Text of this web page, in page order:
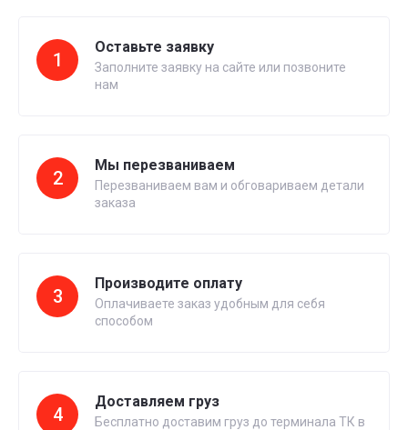
1
Оставьте заявку
Заполните заявку на сайте или позвоните
нам
2
Мы перезваниваем
Перезваниваем вам и обговариваем детали
заказа
3
Производите оплату
Оплачиваете заказ удобным для себя
способом
4
Доставляем груз
Бесплатно доставим груз до терминала ТК в